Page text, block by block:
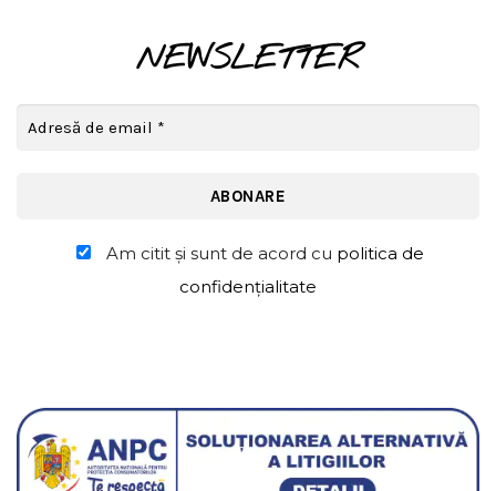
NEWSLETTER
Am citit şi sunt de acord cu politica de
confidențialitate